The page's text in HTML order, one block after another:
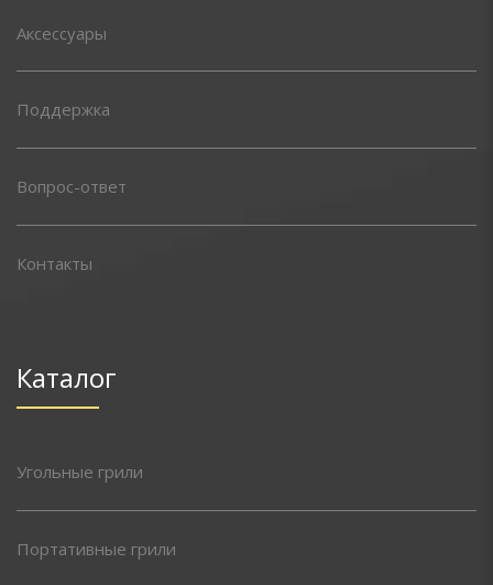
Аксессуары
Поддержка
Вопрос-ответ
Контакты
Каталог
Угольные грили
Портативные грили